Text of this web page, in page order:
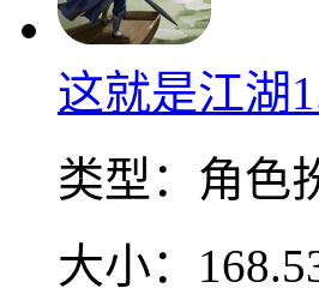
这就是江湖
类型： 角色
大小：